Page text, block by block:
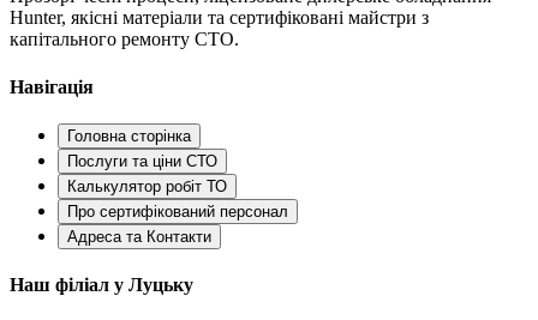
Hunter, якісні матеріали та сертифіковані майстри з
капітального ремонту СТО.
Навігація
Головна сторінка
Послуги та ціни СТО
Калькулятор робіт ТО
Про сертифікований персонал
Адреса та Контакти
Наш філіал у Луцьку